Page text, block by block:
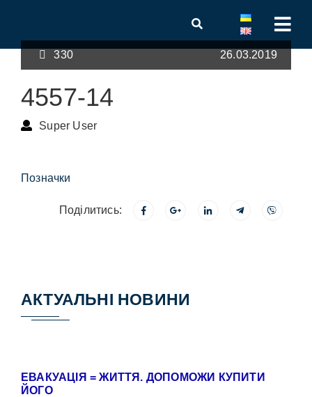
330 26.03.2019
4557-14
Super User
Позначки
Поділитись:
АКТУАЛЬНІ НОВИНИ
ЕВАКУАЦІЯ = ЖИТТЯ. ДОПОМОЖИ КУПИТИ
ЙОГО